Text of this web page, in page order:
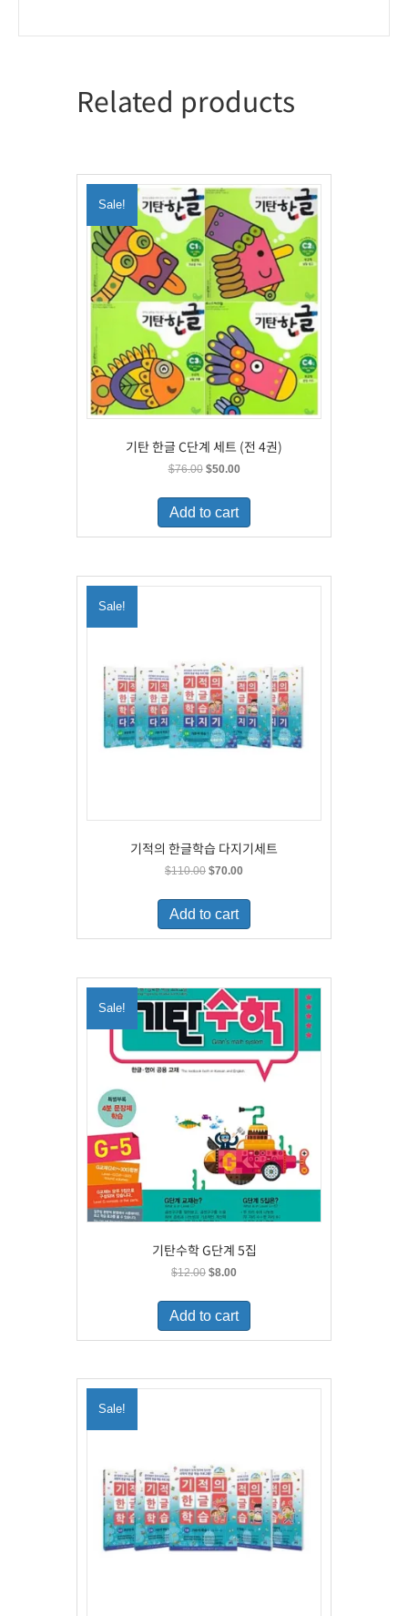
Related products
Sale!
기탄 한글 C단계 세트 (전 4권)
$76.00 Original
was:
$76.00.
$50.00Current
is:
$50.00.
Add to cart
Sale!
기적의 한글학습 다지기세트
$110.00 Original
was:
$110.00.
$70.00Current
is:
Add to cart
Sale!
기탄수학 G단계 5집
$12.00 Original
was:
$12.00.
$8.00Current
is:
$8.00.
Add to cart
Sale!